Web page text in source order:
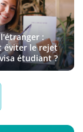
:
éviter le rejet
étudiant ?